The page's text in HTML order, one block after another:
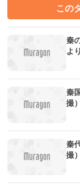
この
秦
よ
秦
撮
秦
撮